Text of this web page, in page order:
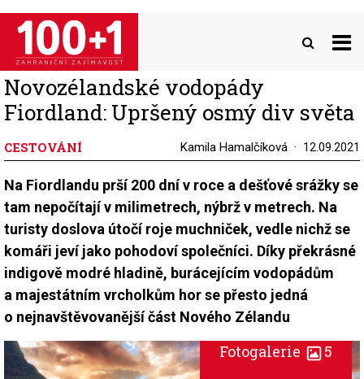
Přejít
hlavnímu
obsahu
Novozélandské vodopády
Fiordland: Upršený osmý div světa
CESTOVÁNÍ Kamila Hamalčíková 12.09.2021
Na Fiordlandu prší 200 dní v roce a dešťové srážky se
tam nepočítají v milimetrech, nýbrž v metrech. Na
turisty doslova útočí roje muchniček, vedle nichž se
komáři jeví jako pohodoví společníci. Díky překrásné
indigově modré hladině, burácejícím vodopádům
a majestátním vrcholkům hor se přesto jedná
o nejnavštěvovanější část Nového Zélandu
Fotogalerie 5